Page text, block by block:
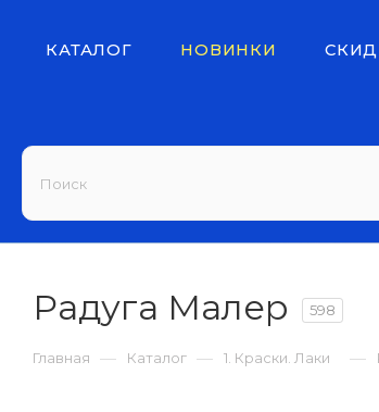
КАТАЛОГ НОВИНКИ
Радуга Малер 598
Главная — Каталог — 1. Краски. Лаки —